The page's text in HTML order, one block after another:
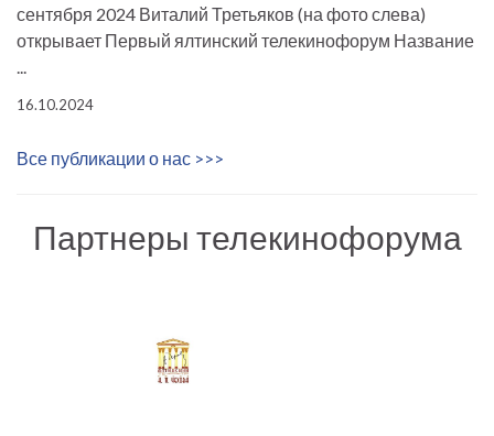
сентября 2024 Виталий Третьяков (на фото слева)
открывает Первый ялтинский телекинофорум Название
...
16.10.2024
Все публикации о нас >>>
Партнеры телекинофорума